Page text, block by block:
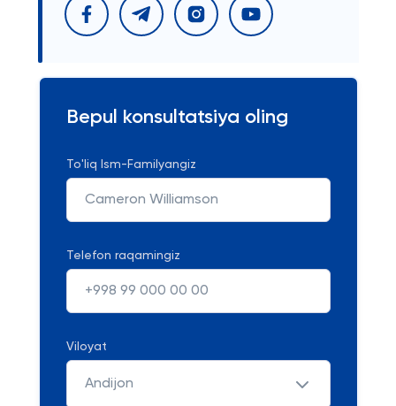
Bepul konsultatsiya oling
To'liq Ism-Familyangiz
Telefon raqamingiz
Viloyat
Andijon